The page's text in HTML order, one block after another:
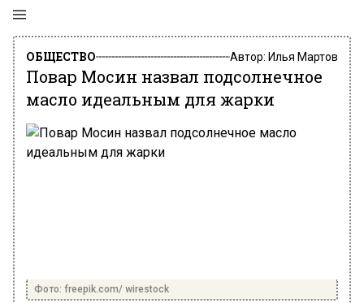
ОБЩЕСТВО Автор: Илья Мартов
Повар Мосин назвал подсолнечное
масло идеальным для жарки
Фото: freepik.com/ wirestock